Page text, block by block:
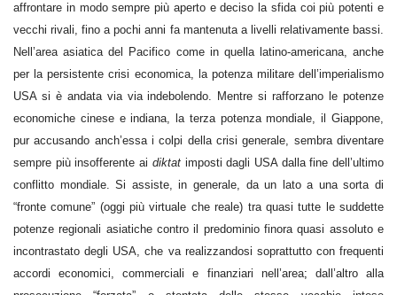
affrontare in modo sempre più aperto e deciso la sfida coi più potenti e
vecchi rivali, fino a pochi anni fa mantenuta a livelli relativamente bassi.
Nell’area asiatica del Pacifico come in quella latino-americana, anche
per la persistente crisi economica, la potenza militare dell’imperialismo
USA si è andata via via indebolendo. Mentre si rafforzano le potenze
economiche cinese e indiana, la terza potenza mondiale, il Giappone,
pur accusando anch’essa i colpi della crisi generale, sembra diventare
sempre più insofferente ai diktatimposti dagli USA dalla fine dell’ultimo
conflitto mondiale. Si assiste, in generale, da un lato a una sorta di
“fronte comune” (oggi più virtuale che reale) tra quasi tutte le suddette
potenze regionali asiatiche contro il predominio finora quasi assoluto e
incontrastato degli USA, che va realizzandosi soprattutto con frequenti
accordi economici, commerciali e finanziari nell’area;
dall’altro alla